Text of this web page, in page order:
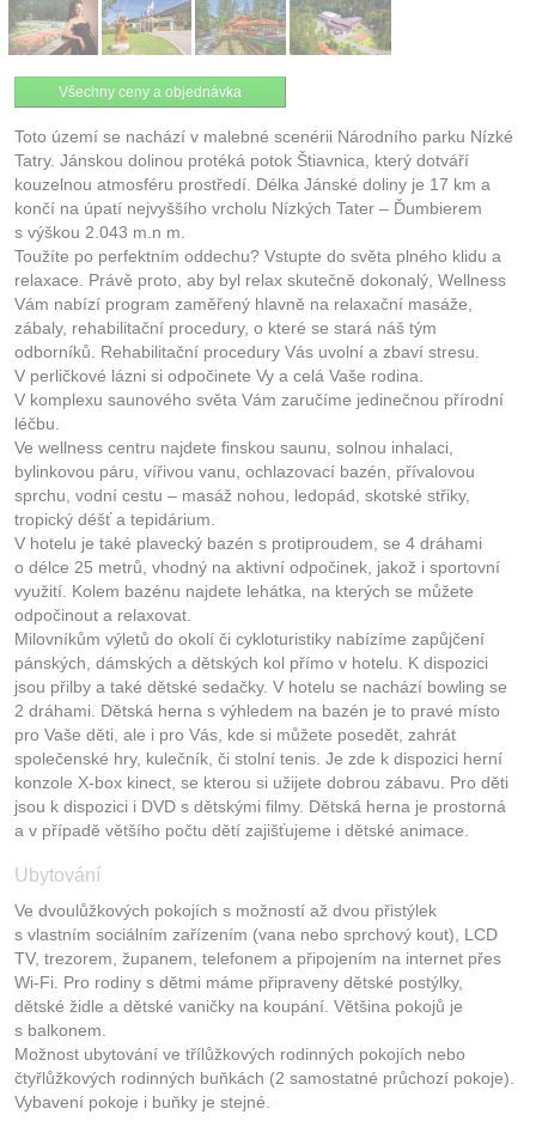
Všechny ceny a objednávka
Toto území se nachází v malebné scenérii Národního parku Nízké
Tatry. Jánskou dolinou protéká potok Štiavnica, který dotváří
kouzelnou atmosféru prostředí. Délka Jánské doliny je 17 km a
končí na úpatí nejvyššího vrcholu Nízkých Tater – Ďumbierem
s výškou 2.043 m.n m.
Toužíte po perfektním oddechu? Vstupte do světa plného klidu a
relaxace. Právě proto, aby byl relax skutečně dokonalý, Wellness
Vám nabízí program zaměřený hlavně na relaxační masáže,
zábaly, rehabilitační procedury, o které se stará náš tým
odborníků. Rehabilitační procedury Vás uvolní a zbaví stresu.
V perličkové lázni si odpočinete Vy a celá Vaše rodina.
V komplexu saunového světa Vám zaručíme jedinečnou přírodní
léčbu.
Ve wellness centru najdete finskou saunu, solnou inhalaci,
bylinkovou páru, vířivou vanu, ochlazovací bazén, přívalovou
sprchu, vodní cestu – masáž nohou, ledopád, skotské střiky,
tropický déšť a tepidárium.
V hotelu je také plavecký bazén s protiproudem, se 4 dráhami
o délce 25 metrů, vhodný na aktivní odpočinek, jakož i sportovní
využití. Kolem bazénu najdete lehátka, na kterých se můžete
odpočinout a relaxovat.
Milovníkům výletů do okolí či cykloturistiky nabízíme zapůjčení
pánských, dámských a dětských kol přímo v hotelu. K dispozici
jsou přilby a také dětské sedačky. V hotelu se nachází bowling se
2 dráhami. Dětská herna s výhledem na bazén je to pravé místo
pro Vaše děti, ale i pro Vás, kde si můžete posedět, zahrát
společenské hry, kulečník, či stolní tenis. Je zde k dispozici herní
konzole X-box kinect, se kterou si užijete dobrou zábavu. Pro děti
jsou k dispozici i DVD s dětskými filmy. Dětská herna je prostorná
a v případě většího počtu dětí zajišťujeme i dětské animace.
Ubytování
Ve dvoulůžkových pokojích s možností až dvou přistýlek
s vlastním sociálním zařízením (vana nebo sprchový kout), LCD
TV, trezorem, županem, telefonem a připojením na internet přes
Wi-Fi. Pro rodiny s dětmi máme připraveny dětské postýlky,
dětské židle a dětské vaničky na koupání. Většina pokojů je
s balkonem.
Možnost ubytování ve třílůžkových rodinných pokojích nebo
čtyřlůžkových rodinných buňkách (2 samostatné průchozí pokoje).
Vybavení pokoje i buňky je stejné.